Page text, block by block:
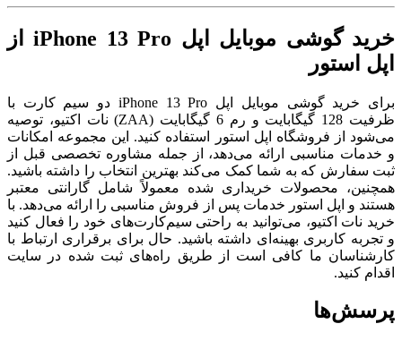
خرید گوشی موبایل اپل iPhone 13 Pro از
اپل استور
برای خرید گوشی موبایل اپل iPhone 13 Pro دو سیم‌ کارت با
ظرفیت 128 گیگابایت و رم 6 گیگابایت (ZAA) نات اکتیو، توصیه
می‌شود از فروشگاه اپل استور استفاده کنید. این مجموعه امکانات
و خدمات مناسبی ارائه می‌دهد، از جمله مشاوره تخصصی قبل از
ثبت سفارش که به شما کمک می‌کند بهترین انتخاب را داشته باشید.
همچنین، محصولات خریداری شده معمولاً شامل گارانتی معتبر
هستند و اپل استور خدمات پس از فروش مناسبی را ارائه می‌دهد. با
خرید نات اکتیو، می‌توانید به راحتی سیم‌کارت‌های خود را فعال کنید
و تجربه کاربری بهینه‌ای داشته باشید. حال برای برقراری ارتباط با
کارشناسان ما کافی است از طریق راه‌های ثبت شده در سایت
اقدام کنید.
پرسش‌ها